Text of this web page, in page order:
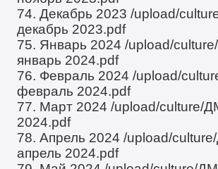
74. Декабрь 2023/upload/
декабрь 2023.pdf
75. Январь 2024/upload/
январь 2024.pdf
76. Февраль 2024/upload/
февраль 2024.pdf
77. Март 2024/upload/culture/
2024.pdf
78. Апрель 2024/upload/
апрель 2024.pdf